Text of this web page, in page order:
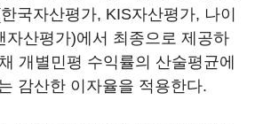
국자산평가, KIS자산평가, 나이
자산평가)에서 최종으로 제공하
개별민평 수익률의 산술평균에
감산한 이자율을 적용한다.